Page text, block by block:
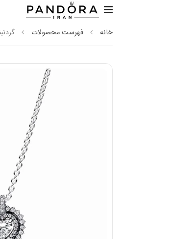
خانه فهرست محصولات